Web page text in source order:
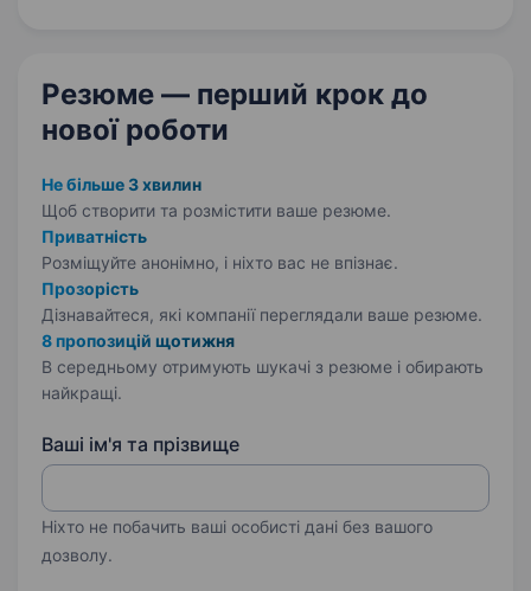
Резюме — перший крок до
нової роботи
Не більше 3 хвилин
Щоб створити та розмістити ваше резюме.
Приватність
Розміщуйте анонімно, і ніхто вас не впізнає.
Прозорість
Дізнавайтеся, які компанії переглядали ваше резюме.
8 пропозицій щотижня
В середньому отримують шукачі з резюме і обирають
найкращі.
Ваші ім'я та прізвище
Ніхто не побачить ваші особисті дані без вашого
дозволу.